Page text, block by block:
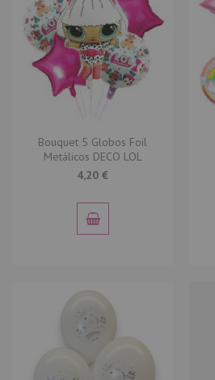
Bouquet 5 Globos Foil
Metálicos DECO LOL
4,20 €